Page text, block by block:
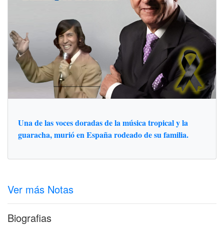
Una de las voces doradas de la música tropical y la
guaracha, murió en España rodeado de su familia.
Ver más Notas
Biografias